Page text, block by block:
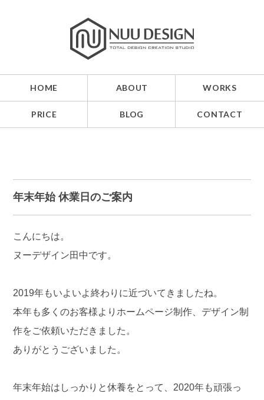
HOME ABOUT WORKS
PRICE BLOG CONTACT
年末年始 休業日のご案内
こんにちは。
ヌーデザイン田中です。
2019年もいよいよ終わりに近づいてきましたね。
本年も多くのお客様よりホームページ制作、デザイン制
作をご依頼いただきました。
ありがとうございました。
年末年始はしっかりと休養をとって、2020年も頑張っ